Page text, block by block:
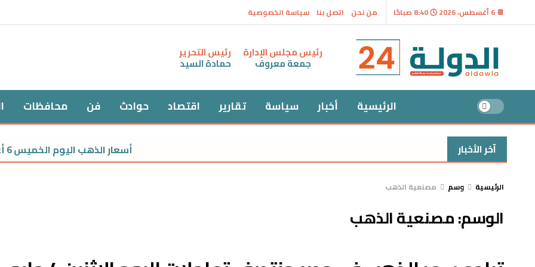
📆 6 أغسطس، 2026 🕓 8:40 صباحًا من نحن اتصل بنا سياسة الخصوصية
رئيس مجلس الإدارة
جمعة معروف
رئيس التحرير
حمادة السيد
الرئيسية أخبار سياسة تقارير اقتصاد حوادث فن محافظات
آخر الأخبار أسعار الذهب اليوم الخميس 6 أغسطس 2026.. عيار 21 يسجل 5930 جنيهًا
الرئيسية وسم مصنعية الذهب
الوسم:مصنعية الذهب